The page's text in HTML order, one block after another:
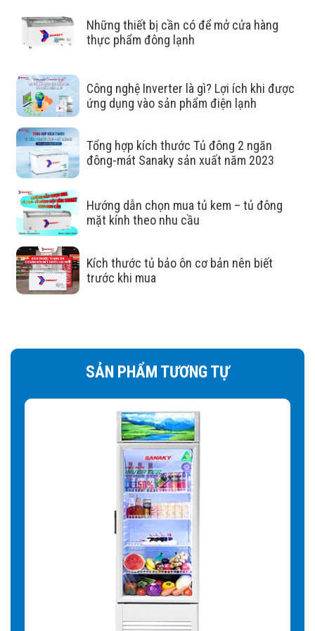
Cửa kính với công nghệ Low-E
quản trưng bày
Hạn chế sự trao đổi nhiệt với bên ngoài:kính phủ LOW-
E sẽ hạn chế tia hồng ngoại mang nhiệt và tia UV năng
lượng cao của ánh sáng trắng thâm nhập vào tủ.
Tăng khả năng cách nhiệt:
trao đổi nhiệt với môi trường bên ngoài xuống mức thấp
nhất. Không gian làm lạnh bên trong tủ giữ được nhiệt độ
lâu hơn
Hạn chế đọng sương:Kính Low-E giúp hạn chế đọng
sương hay hơi nước trên cánh tủ khi tủ đang hoạt động
cách nhiệt tốt của kính Low-e mà tủ mát sẽ phải hoạt động
ít hơn từ đó tiết kiệm điện
Quan sát sản phẩm trong tủ rõ ràng:
cân bằng ánh sáng tốt hơn, không gây chói mắt khi nhìn từ
ngoài vào tủ mà có ánh đèn hay nguồn ánh sáng khác
chiếu vào mặt kính. Nâng cao tính thẩm mỹ cánh tủ. Giúp
tối ưu cho mục đích trưng bày sản phẩm.
Những thiết bị cần có để mở cửa hàng
thực phẩm đông lạnh
Công nghệ Inverter là gì? Lợi ích khi được
ứng dụng vào sản phẩm điện lạnh
Tổng hợp kích thước Tủ đông 2 ngăn
đông-mát Sanaky sản xuất năm 2023
Hướng dẫn chọn mua tủ kem – tủ đông
mặt kính theo nhu cầu
Kích thước tủ bảo ôn cơ bản nên biết
trước khi mua
SẢN PHẨM TƯƠNG TỰ